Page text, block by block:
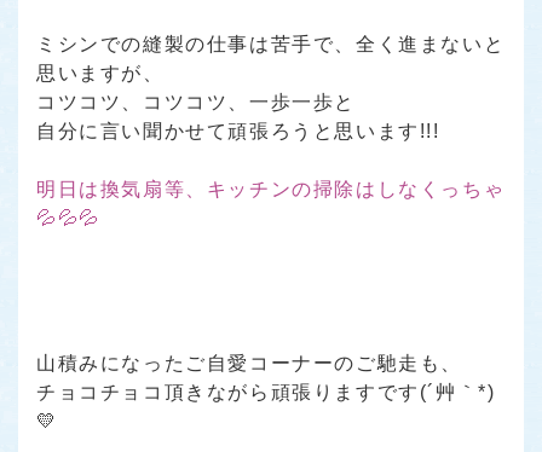
ミシンでの縫製の仕事は苦手で、全く進まないと
思いますが、
コツコツ、コツコツ、一歩一歩と
自分に言い聞かせて頑張ろうと思います!!!
明日は換気扇等、キッチンの掃除はしなくっちゃ
💦💦💦
山積みになったご自愛コーナーのご馳走も、
チョコチョコ頂きながら頑張りますです(´艸｀*)
💛